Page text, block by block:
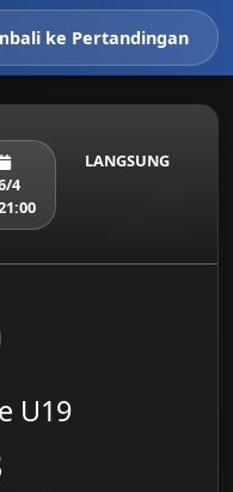
ke Pertandingan
4
LANGSUNG
U19